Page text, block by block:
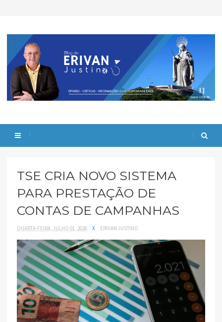
TSE CRIA NOVO SISTEMA
PARA PRESTAÇÃO DE
CONTAS DE CAMPANHAS
QUARTA-FEIRA, JULHO 01, 2026 X ERIVAN JUSTINO